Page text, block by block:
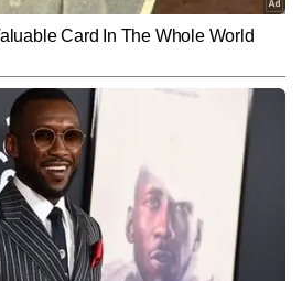
to our daily Newsletter!